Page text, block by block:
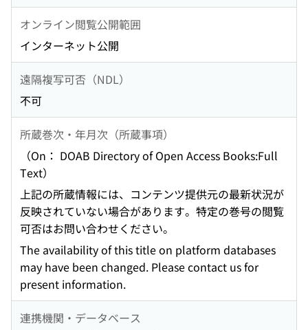
オンライン閲覧公開範囲
インターネット公開
遠隔複写可否（NDL）
不可
所蔵巻次・年月次（所蔵事項）
（On： DOAB Directory of Open Access Books:Full
Text）
上記の所蔵情報には、コンテンツ提供元の最新状況が
反映されていない場合があります。特定の巻号の閲覧
可否はお問い合わせください。
The availability of this title on platform databases
may have been changed. Please contact us for
present information.
連携機関・データベース